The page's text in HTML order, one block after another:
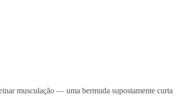
musculação — uma bermuda supostamente curta